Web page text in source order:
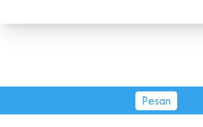
Pesan